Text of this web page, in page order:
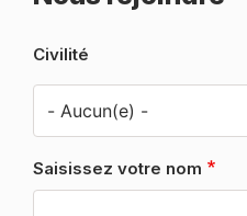
Civilité
Saisissez votre nom